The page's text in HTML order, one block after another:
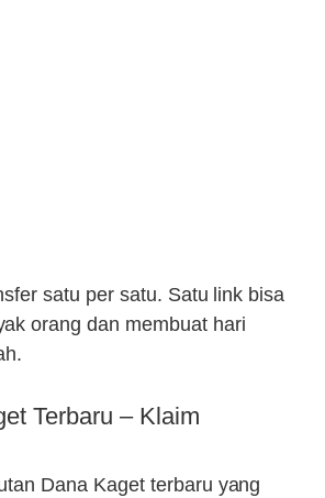
satu per satu. Satu link bisa
orang dan membuat hari
Terbaru – Klaim
Dana Kaget terbaru yang